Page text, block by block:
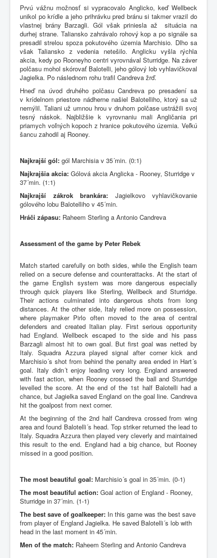
Prvú vážnu možnosť si vypracovalo Anglicko, keď Wellbeck
unikol po krídle a jeho prihrávku pred bránu si takmer vrazil do
vlastnej brány Barzagli. Gól však priniesla až situácia na
durhej strane. Taliansko zahrávalo rohový kop a po signále sa
presadil strelou spoza pokutového územia Marchisio. Dlho sa
však Taliansko z vedenia netešilo. Anglicku vyšla rýchla
akcia, kedy po Rooneyho centri vyrovnával Sturridge. Na záver
polčasu mohol skórovať Balotelli, jeho gólový lob vyhlavičkoval
Jagielka. Po následnom rohu trafil Candreva žrď.
Hneď na úvod druhého polčasu Candreva po presadení sa
v krídelnom priestore nádherne našiel Balotelliho, ktorý sa už
nemýlil. Taliani už umnou hrou v druhom polčase ustrážili svoj
tesný náskok. Najbližšie k vyrovnaniu mali Angličania pri
priamych voľných kopoch z hranice pokutového územia. Veľkú
šancu zahodil aj Rooney.
Najkrajší gól: gól Marchisia v 35´min. (0:1)
Najkrajšia akcia: Gólová akcia Anglicka - Rooney, Sturridge v
37´min. (1:1)
Najkrajší zákrok brankára: Jagielkovo vyhlavičkovanie
gólového lobu Balotelliho v 45´min.
Hráči zápasu: Raheem Sterling a Antonio Candreva
Assessment of the game by Peter Rebek
Match started carefully on both sides, while the English team
relied on a secure defense and counterattacks. At the start of
the game English system was more dangerous especially
through quick players like Sterling, Wellbeck and Sturridge.
Their actions culminated into dangerous shots from long
distances. At the other side, Italy relied more on possession,
where playmaker Pirlo often moved to the area of central
defenders and created Italian play. First serious opportunity
had England. Wellbeck escaped to the side and his pass
Barzagli almost hit to own goal. But first goal was netted by
Italy. Squadra Azzura played signal after corner kick and
Marchisio´s shot from behind the penalty area ended in Hart´s
goal. Italy didn´t enjoy leading very long. England answered
with fast action, when Rooney crossed the ball and Sturridge
levelled the score. At the end of the 1st half Balotelli had a
chance, but Jagielka saved England on the goal line. Candreva
hit the goalpost from next corner.
At the beginning of the 2nd half Candreva crossed from wing
area and found Balotelli´s head. Top striker returned the lead to
Italy. Squadra Azzura then played very cleverly and maintained
this result to the end. England had a big chance, but Rooney
missed in a good position.
The most beautiful goal: Marchisio´s goal in 35´min. (0-1)
The most beautiful action: Goal action of England - Rooney,
Sturridge in 37´min. (1-1)
The best save of goalkeeper: In this game was the best save
from player of England Jagielka. He saved Balotelli´s lob with
head in the last moment in 45´min.
Men of the match: Raheem Sterling and Antonio Candreva